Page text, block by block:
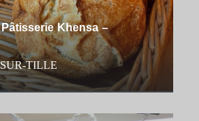
Khensa –
TILLE